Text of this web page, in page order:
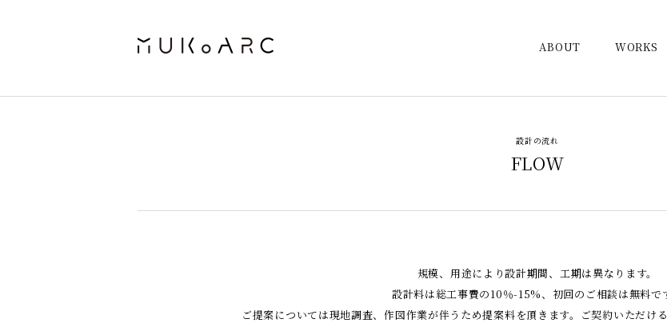
ABOUT WORKS
設計の流れ
FLOW
規模、用途により設計期間、工期は異なります。
設計料は総工事費の10％-15%、初回のご相談は無料で
ご提案については現地調査、作図作業が伴うため提案料を頂きます。ご契約いただけ